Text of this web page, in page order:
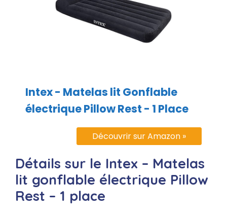
Intex - Matelas lit Gonflable
électrique Pillow Rest - 1 Place
Découvrir sur Amazon »
Détails sur le Intex – Matelas
lit gonflable électrique Pillow
Rest – 1 place